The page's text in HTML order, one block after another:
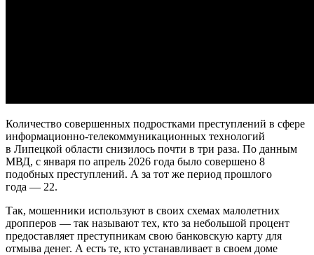
Количество совершенных подростками преступлений в сфере
информационно-телекоммуникационных технологий
в Липецкой области снизилось почти в три раза. По данным
МВД, с января по апрель 2026 года было совершено 8
подобных преступлений. А за тот же период прошлого
года — 22.
Так, мошенники используют в своих схемах малолетних
дропперов — так называют тех, кто за небольшой процент
предоставляет преступникам свою банковскую карту для
отмыва денег. А есть те, кто устанавливает в своем доме